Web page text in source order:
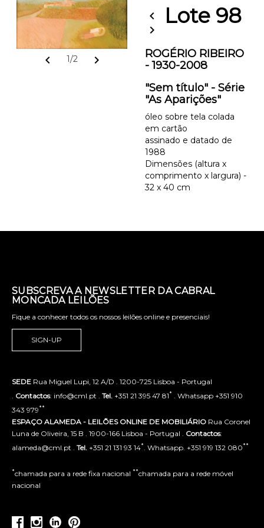
chevron_left 1/2 chevron_right
chevron_left Lote 98
chevron_right
ROGÉRIO RIBEIRO
- 1930-2008
"Sem título" - Série
"As Aparições"
óleo sobre tela colada
em cartão
assinado e datado de
1988
Dimensões (altura x
comprimento x largura) -
32 x 40 cm
SUBSCREVA A NEWSLETTER DA CABRAL
MONCADA LEILÕES
Fique a conhecer todos os nossos leilões online e presenciais!
SIGN-UP
SEDE Rua Miguel Lupi, 12 A/D . 1200-725 Lisboa - Portugal
Contactos: info@cml.pt . Tel. +351 21 395 47 81* . Whatsapp +351 910
343 979**
ESPAÇO ALAMEDA - LEILÕES ONLINE DE MOBILIÁRIO Rua Coronel
Luna de Oliveira, 15 B . 1900-166 Lisboa - Portugal . Contactos:
alameda@cml.pt . Tel. +351 21 131 93 14* . Whatsapp. +351 919 132 080**
*chamada para a rede fixa nacional **chamada para a rede móvel
nacional